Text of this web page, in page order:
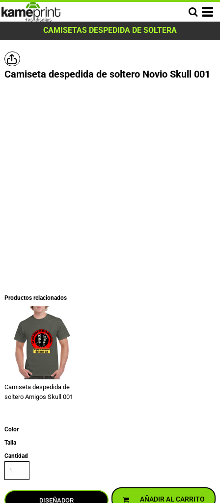
CAMISETAS DESPEDIDA DE SOLTERA
Camiseta despedida de soltero Novio Skull 001
Productos relacionados
Camiseta despedida de
soltero Amigos Skull 001
Color
Talla
Cantidad
DISEÑADOR AÑADIR AL CARRITO